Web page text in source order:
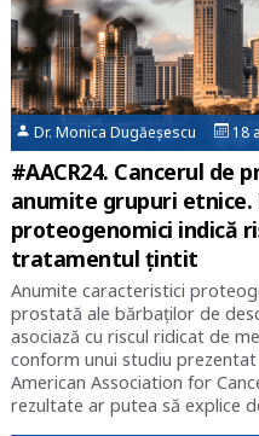
Dr. Monica Dugăeșescu 18
#AACR24. Cancerul de
anumite grupuri etnice.
proteogenomici indică
tratamentul țintit
Anumite caracteristici
prostată ale bărbaţilor de
asociază cu riscul ridicat de
conform unui studiu
American Association for
rezultate ar putea să explice